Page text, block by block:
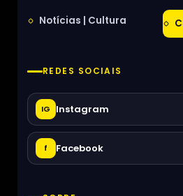
Notícias | Cultura
REDES SOCIAIS
IG Instagram
f Facebook